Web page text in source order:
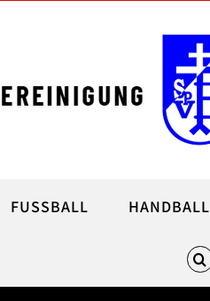
FUSSBALL HANDBALL